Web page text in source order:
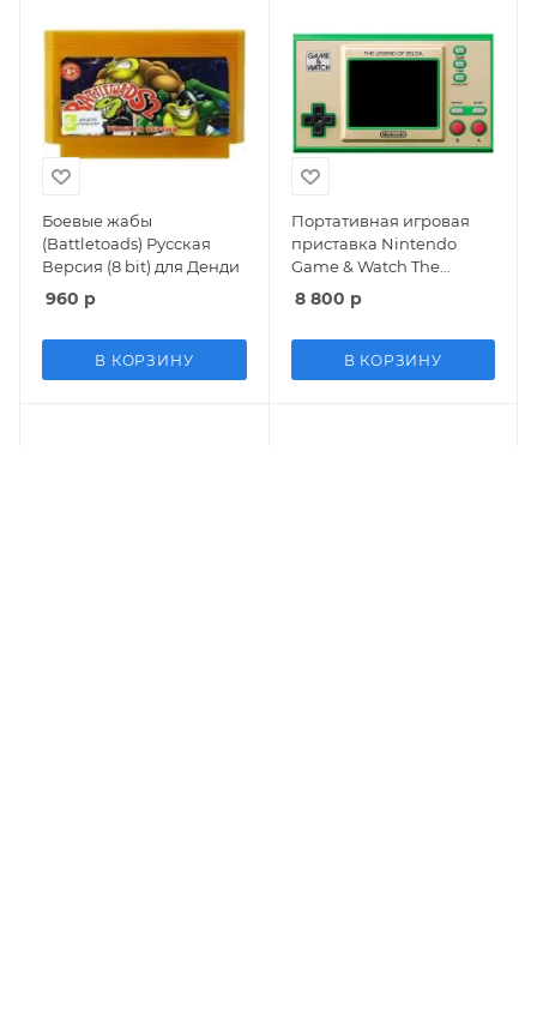
Боевые жабы
(Battletoads) Русская
Версия (8 bit) для Денди
960 р
В КОРЗИНУ
Портативная игровая
приставка Nintendo
Game & Watch The
Legend of Zelda
Оригинал 8 bit
8 800 р
В КОРЗИНУ